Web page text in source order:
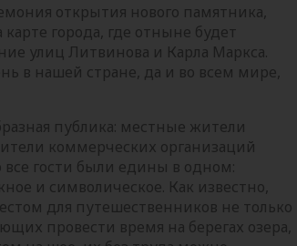
открытия нового памятника,
города, где отныне будет
улиц Литвинова и Карла Маркса.
в нашей стране, да и во всем мире,
публика: местные жители
коммерческих организаций
гости были едины в одном:
и символическое. Как известно,
для путешественников не только
провести время на берегах озера,